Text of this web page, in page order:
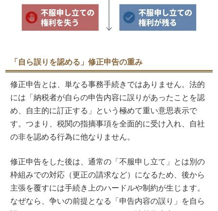
「自ら誤りを認める」修正申告の重み
修正申告とは、単なる事務手続きではありません。法的
には「納税者が自らの申告内容に誤りがあったことを認
め、自主的に訂正する」という極めて重い意思表示で
す。つまり、税関の指摘事項を全面的に受け入れ、自社
の非を認める行為に他なりません。
修正申告をした後は、通常の「不服申し立て」とは別の
枠組みでの対応（更正の請求など）になるため、後から
主張を覆すには手続き上のハードルや制約が生じます。
なぜなら、争いの前提となる「申告内容の誤り」を自ら